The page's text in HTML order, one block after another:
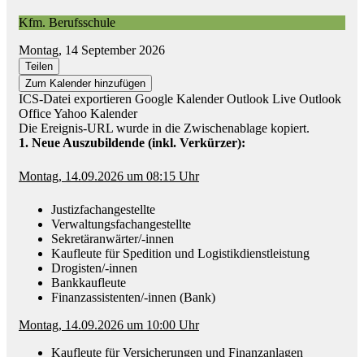
Kfm. Berufsschule
Montag, 14 September 2026
Teilen
Zum Kalender hinzufügen
ICS-Datei exportieren Google KalenderOutlook Live Outlook
OfficeYahoo Kalender
Die Ereignis-URL wurde in die Zwischenablage kopiert.
1. Neue Auszubildende (inkl. Verkürzer):
Montag, 14.09.2026 um 08:15 Uhr
Justizfachangestellte
Verwaltungsfachangestellte
Sekretäranwärter/-innen
Kaufleute für Spedition und Logistikdienstleistung
Drogisten/-innen
Bankkaufleute
Finanzassistenten/-innen (Bank)
Montag, 14.09.2026 um 10:00 Uhr
Kaufleute für Versicherungen und Finanzanlagen